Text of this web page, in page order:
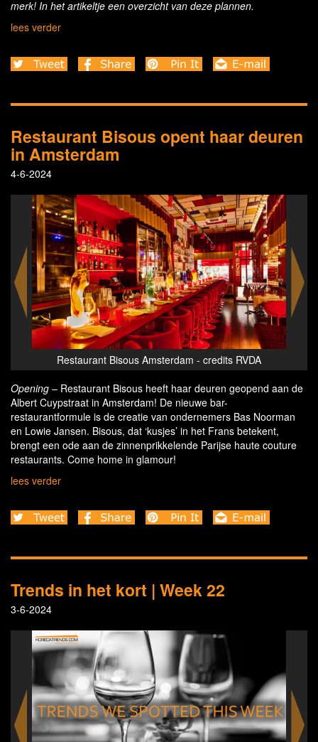
merk! In het artikeltje een overzicht van deze plannen.
lees verder
Restaurant Bisous opent haar deuren
in Amsterdam
4-6-2024
- credits RVDA
Restaurant Bisous Amsterdam -
Opening – Restaurant Bisous heeft haar deuren geopend aan de
Albert Cuypstraat in Amsterdam! De nieuwe bar-
restaurantformule is de creatie van ondernemers Bas Noorman
en Lowie Jansen. Bisous, dat ‘kusjes’ in het Frans betekent,
brengt een ode aan de zinnenprikkelende Parijse haute couture
restaurants. Come home in glamour!
lees verder
Trends in het kort | Week 22
3-6-2024